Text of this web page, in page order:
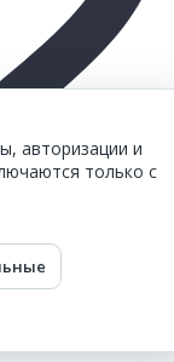
LJ Pro P1102/
1,6K
авторизации и
только с